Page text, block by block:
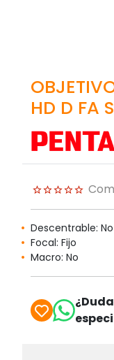
HD D FA
Descentrable: No
Focal: Fijo
Macro: No